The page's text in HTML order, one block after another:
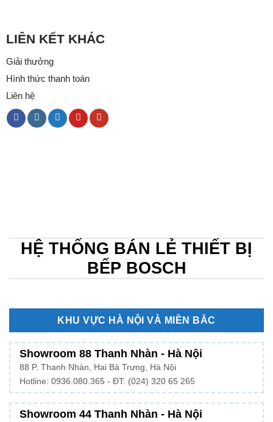
LIÊN KẾT KHÁC
Giải thưởng
Hình thức thanh toán
Liên hệ
HỆ THỐNG BÁN LẺ THIẾT BỊ
BẾP BOSCH
KHU VỰC HÀ NỘI VÀ MIỀN BẮC
Showroom 88 Thanh Nhàn - Hà Nội
88 P. Thanh Nhàn, Hai Bà Trưng, Hà Nội
Hotline: 0936.080.365 - ĐT: (024) 320 65 265
Showroom 44 Thanh Nhàn - Hà Nội